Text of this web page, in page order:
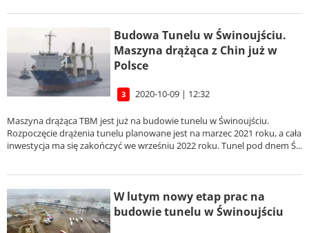
Budowa Tunelu w Świnoujściu.
Maszyna drążąca z Chin już w
Polsce
3 2020-10-09 | 12:32
Maszyna drążąca TBM jest już na budowie tunelu w Świnoujściu.
Rozpoczęcie drążenia tunelu planowane jest na marzec 2021 roku, a cała
inwestycja ma się zakończyć we wrześniu 2022 roku. Tunel pod dnem Ś...
W lutym nowy etap prac na
budowie tunelu w Świnoujściu